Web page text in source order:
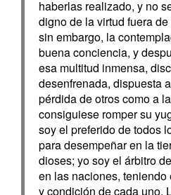
haberlas realizado, y no
digno de la virtud fuera
sin embargo, la
buena conciencia, y
esa multitud inmensa,
desenfrenada, dispuesta
pérdida de otros como a
consiguiese romper su
soy el preferido de todos
para desempeñar en la
dioses; yo soy el árbitro
en las naciones,
y condición de cada uno.